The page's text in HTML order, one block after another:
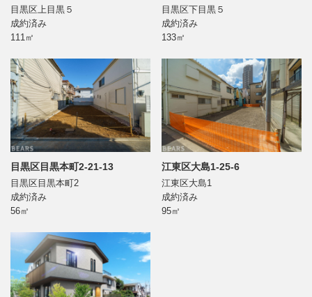
目黒区上目黒５
成約済み
111㎡
目黒区下目黒５
成約済み
133㎡
目黒区目黒本町2-21-13
目黒区目黒本町2
成約済み
56㎡
江東区大島1-25-6
江東区大島1
成約済み
95㎡